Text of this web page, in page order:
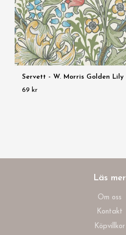
Servett - W. Morris Golden Lily
69 kr
Läs mer
Om oss
Kontakt
Köpvillkor